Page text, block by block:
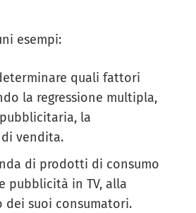
esempi:
quali fattori
la regressione multipla,
la
vendita.
di prodotti di consumo
pubblicità in TV, alla
dei suoi consumatori.